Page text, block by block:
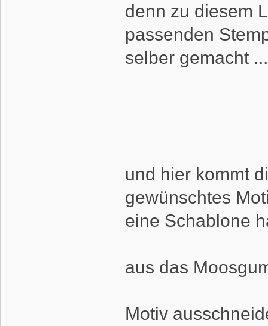
denn zu diesem
passenden
selber gemacht
und hier kommt
gewünschtes
eine Schablone
aus das
Motiv